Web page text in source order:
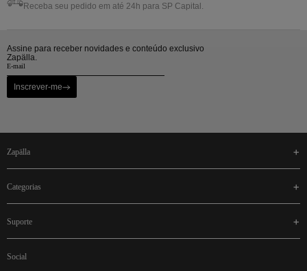
Receba seu pedido em até 24h para SP Capital.
Assine para receber novidades e conteúdo exclusivo
Zapälla.
Inscrever-me
zapälla
categorias
suporte
social